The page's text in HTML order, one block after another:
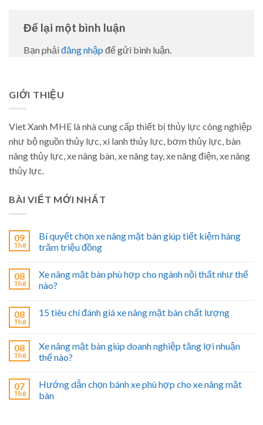
Để lại một bình luận
Bạn phải đăng nhập để gửi bình luận.
GIỚI THIỆU
Viet Xanh MHE là nhà cung cấp thiết bị thủy lực công nghiệp
như bộ nguồn thủy lực, xi lanh thủy lực, bơm thủy lực, bàn
nâng thủy lực, xe nâng bàn, xe nâng tay, xe nâng điện, xe nâng
thủy lực.
BÀI VIẾT MỚI NHẤT
09
Th8
Bí quyết chọn xe nâng mặt bàn giúp tiết kiệm hàng
trăm triệu đồng
08
Th8
Xe nâng mặt bàn phù hợp cho ngành nội thất như thế
nào?
08
Th8
15 tiêu chí đánh giá xe nâng mặt bàn chất lượng
08
Th8
Xe nâng mặt bàn giúp doanh nghiệp tăng lợi nhuận
thế nào?
07
Th8
Hướng dẫn chọn bánh xe phù hợp cho xe nâng mặt
bàn